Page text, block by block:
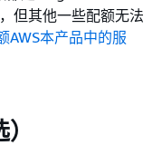
但其他一些配额无法
AWS本产品中的服